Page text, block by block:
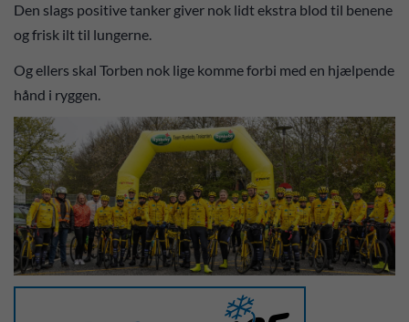
Den slags positive tanker giver nok lidt ekstra blod til benene
og frisk ilt til lungerne.
Og ellers skal Torben nok lige komme forbi med en hjælpende
hånd i ryggen.